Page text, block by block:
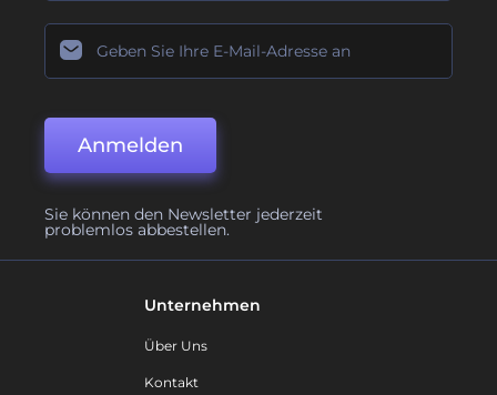
Anmelden
Sie können den Newsletter jederzeit
problemlos abbestellen.
Unternehmen
Über Uns
Kontakt